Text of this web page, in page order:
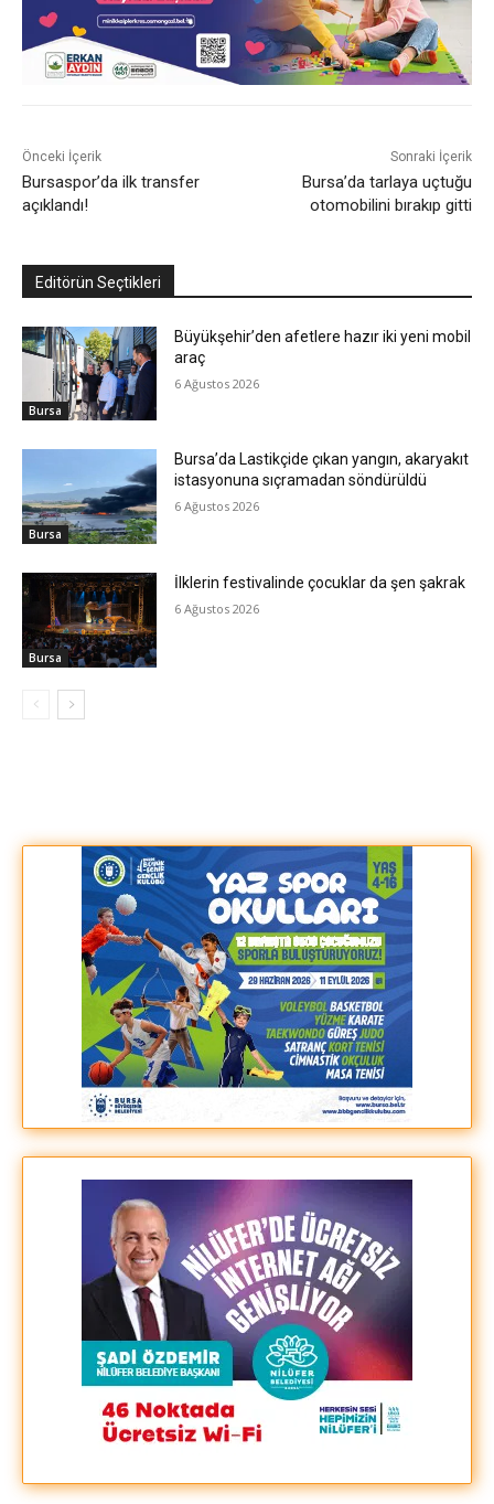
Önceki İçerik
Bursaspor’da ilk transfer
açıklandı!
Sonraki İçerik
Bursa’da tarlaya uçtuğu
otomobilini bırakıp gitti
Editörün Seçtikleri
Bursa
Büyükşehir’den afetlere hazır iki yeni mobil
araç
6 Ağustos 2026
Bursa
Bursa’da Lastikçide çıkan yangın, akaryakıt
istasyonuna sıçramadan söndürüldü
6 Ağustos 2026
Bursa
İlklerin festivalinde çocuklar da şen şakrak
6 Ağustos 2026